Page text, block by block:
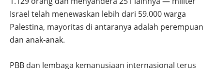
Israel telah menewaskan lebih dari 59.000 warga
Palestina, mayoritas di antaranya adalah perempuan
dan anak-anak.
PBB dan lembaga kemanusiaan internasional terus